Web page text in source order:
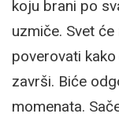
koju brani po
uzmiče. Svet
poverovati
završi. Biće
momenata.